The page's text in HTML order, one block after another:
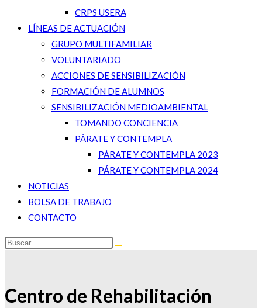
CRPS USERA
LÍNEAS DE ACTUACIÓN
GRUPO MULTIFAMILIAR
VOLUNTARIADO
ACCIONES DE SENSIBILIZACIÓN
FORMACIÓN DE ALUMNOS
SENSIBILIZACIÓN MEDIOAMBIENTAL
TOMANDO CONCIENCIA
PÁRATE Y CONTEMPLA
PÁRATE Y CONTEMPLA 2023
PÁRATE Y CONTEMPLA 2024
NOTICIAS
BOLSA DE TRABAJO
CONTACTO
Centro de Rehabilitación